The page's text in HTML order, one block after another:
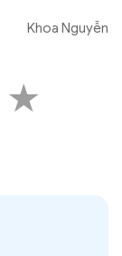
Khoa Nguyễn
★